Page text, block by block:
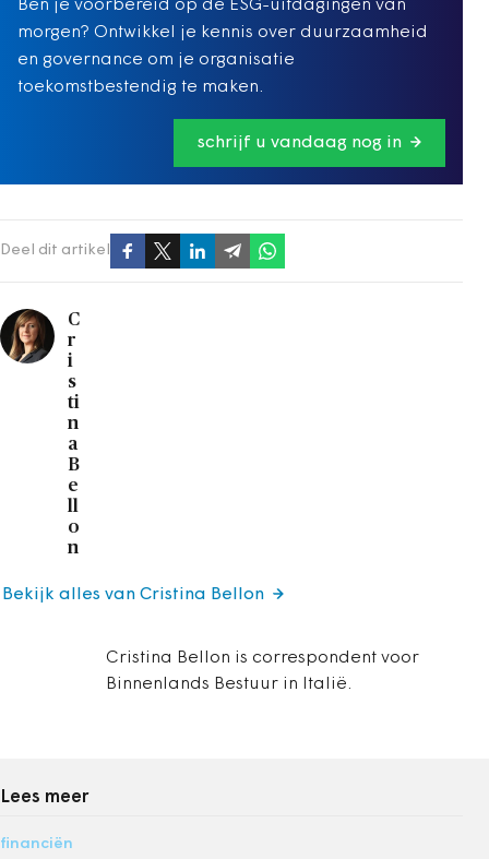
Ben je voorbereid op de ESG-uitdagingen van
morgen? Ontwikkel je kennis over duurzaamheid
en governance om je organisatie
toekomstbestendig te maken.
schrijf u vandaag nog in
Deel dit artikel
C
r
i
s
ti
n
a
B
e
ll
o
n
Cristina Bellon is correspondent voor
Binnenlands Bestuur in Italië.
Bekijk alles van Cristina Bellon
Lees meer
financiën